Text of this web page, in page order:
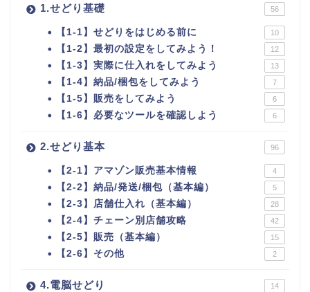
1.せどり基礎 56
【1-1】せどりをはじめる前に 10
【1-2】最初の設定をしてみよう！ 12
【1-3】実際に仕入れをしてみよう 13
【1-4】納品/梱包をしてみよう 7
【1-5】販売をしてみよう 6
【1-6】必要なツールを確認しよう 6
2.せどり基本 96
【2-1】アマゾン販売基本情報 4
【2-2】納品/発送/梱包（基本編） 5
【2-3】店舗仕入れ（基本編） 28
【2-4】チェーン別店舗攻略 42
【2-5】販売（基本編） 15
【2-6】その他 2
4.電脳せどり 14